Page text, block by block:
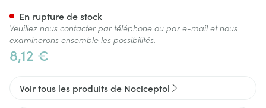
8,12 €
En rupture de stock
Veuillez nous contacter par téléphone ou par e-mail et nous
examinerons ensemble les possibilités.
Voir tous les produits de Nociceptol